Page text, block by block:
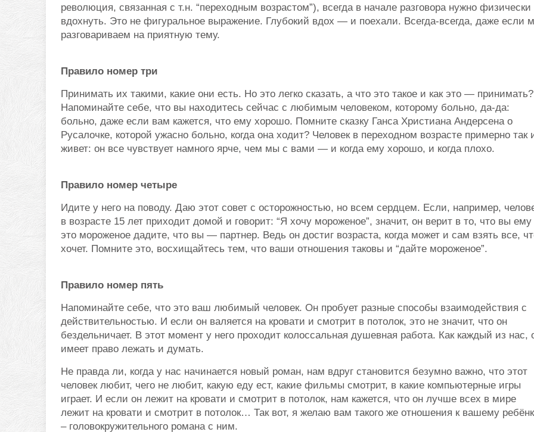
революция, связанная с т.н. “переходным возрастом”), всегда в начале разговора нужно физически
вдохнуть. Это не фигуральное выражение. Глубокий вдох — и поехали. Всегда-всегда, даже если
разговариваем на приятную тему.
Правило номер три
Принимать их такими, какие они есть. Но это легко сказать, а что это такое и как это — принимать?
Напоминайте себе, что вы находитесь сейчас с любимым человеком, которому больно, да-да:
больно, даже если вам кажется, что ему хорошо. Помните сказку Ганса Христиана Андерсена о
Русалочке, которой ужасно больно, когда она ходит? Человек в переходном возрасте примерно так
живет: он все чувствует намного ярче, чем мы с вами — и когда ему хорошо, и когда плохо.
Правило номер четыре
Идите у него на поводу. Даю этот совет с осторожностью, но всем сердцем. Если, например,
в возрасте 15 лет приходит домой и говорит: “Я хочу мороженое”, значит, он верит в то, что вы ему
это мороженое дадите, что вы — партнер. Ведь он достиг возраста, когда может и сам взять все,
хочет. Помните это, восхищайтесь тем, что ваши отношения таковы и “дайте мороженое”.
Правило номер пять
Напоминайте себе, что это ваш любимый человек. Он пробует разные способы взаимодействия с
действительностью. И если он валяется на кровати и смотрит в потолок, это не значит, что он
бездельничает. В этот момент у него проходит колоссальная душевная работа. Как каждый из нас,
имеет право лежать и думать.
Не правда ли, когда у нас начинается новый роман, нам вдруг становится безумно важно, что этот
человек любит, чего не любит, какую еду ест, какие фильмы смотрит, в какие компьютерные игры
играет. И если он лежит на кровати и смотрит в потолок, нам кажется, что он лучше всех в мире
лежит на кровати и смотрит в потолок… Так вот, я желаю вам такого же отношения к вашему
– головокружительного романа с ним.